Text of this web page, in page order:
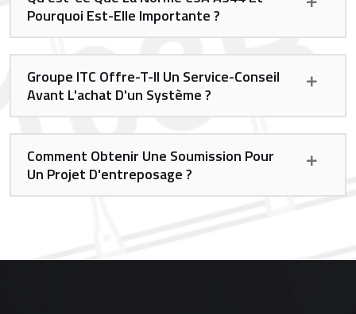
Pourquoi Est-Elle Importante ?
Groupe ITC Offre-T-Il Un Service-Conseil
Avant L'achat D'un Système ?
Comment Obtenir Une Soumission Pour
Un Projet D'entreposage ?